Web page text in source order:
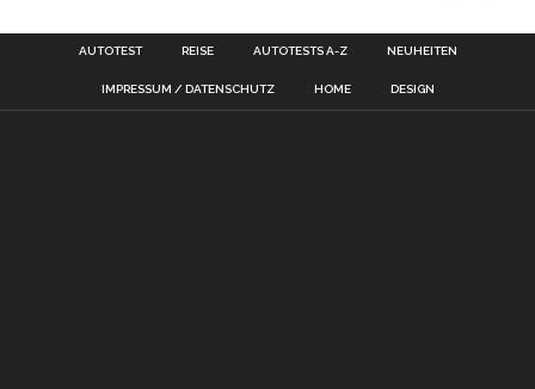
AUTOTEST REISE AUTOTESTS A-Z NEUHEITEN
IMPRESSUM / DATENSCHUTZ HOME DESIGN